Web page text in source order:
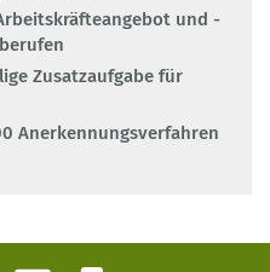
und -
Zusatzaufgabe für
Anerkennungsverfahren